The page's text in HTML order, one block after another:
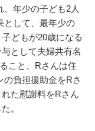
年少の子ども2人
として、最年少の
どもが20歳になる
として夫婦共有名
こと、Rさんは住
負担援助金をRさ
た慰謝料をRさん
。